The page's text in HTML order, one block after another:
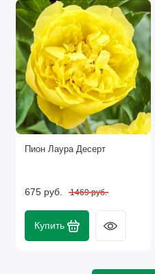
Пион Лаура Десерт
675 руб. 1469 руб.
Купить